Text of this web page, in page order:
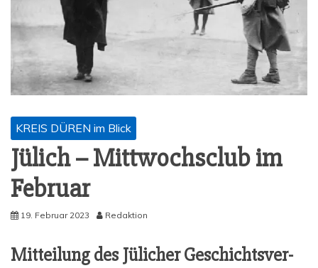
KREIS DÜREN im Blick
Jülich – Mitt­wochs­club im
Februar
19. Februar 2023 Redaktion
Mit­tei­lung des Jüli­cher Geschichts­ver­